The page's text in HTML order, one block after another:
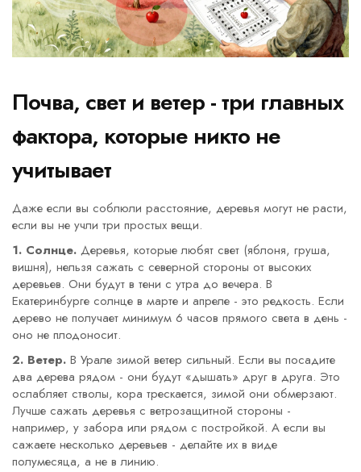
Почва, свет и ветер - три главных
фактора, которые никто не
учитывает
Даже если вы соблюли расстояние, деревья могут не расти,
если вы не учли три простых вещи.
1. Солнце. Деревья, которые любят свет (яблоня, груша,
вишня), нельзя сажать с северной стороны от высоких
деревьев. Они будут в тени с утра до вечера. В
Екатеринбурге солнце в марте и апреле - это редкость. Если
дерево не получает минимум 6 часов прямого света в день -
оно не плодоносит.
2. Ветер. В Урале зимой ветер сильный. Если вы посадите
два дерева рядом - они будут «дышать» друг в друга. Это
ослабляет стволы, кора трескается, зимой они обмерзают.
Лучше сажать деревья с ветрозащитной стороны -
например, у забора или рядом с постройкой. А если вы
сажаете несколько деревьев - делайте их в виде
полумесяца, а не в линию.